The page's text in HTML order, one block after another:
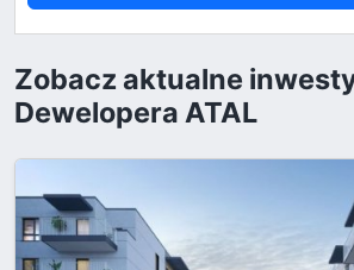
Zobacz aktualne
Dewelopera ATAL